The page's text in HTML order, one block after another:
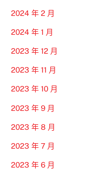
2024 年 2 月
2024 年 1 月
2023 年 12 月
2023 年 11 月
2023 年 10 月
2023 年 9 月
2023 年 8 月
2023 年 7 月
2023 年 6 月